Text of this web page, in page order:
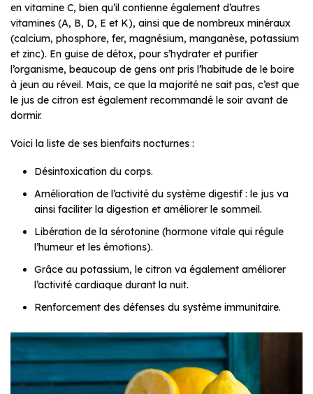
en vitamine C, bien qu’il contienne également d’autres
vitamines (A, B, D, E et K), ainsi que de nombreux minéraux
(calcium, phosphore, fer, magnésium, manganèse, potassium
et zinc). En guise de détox, pour s’hydrater et purifier
l’organisme, beaucoup de gens ont pris l’habitude de le boire
à jeun au réveil. Mais, ce que la majorité ne sait pas, c’est que
le jus de citron est également recommandé le soir avant de
dormir.
Voici la liste de ses bienfaits nocturnes :
Désintoxication du corps.
Amélioration de l’activité du système digestif : le jus va
ainsi faciliter la digestion et améliorer le sommeil.
Libération de la sérotonine (hormone vitale qui régule
l’humeur et les émotions).
Grâce au potassium, le citron va également améliorer
l’activité cardiaque durant la nuit.
Renforcement des défenses du système immunitaire.